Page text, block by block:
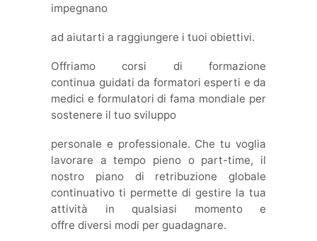
impegnano
ad aiutarti a raggiungere i tuoi obiettivi.
Offriamo corsi di formazione
continua guidati da formatori esperti e da
medici e formulatori di fama mondiale per
sostenere il tuo sviluppo
personale e professionale. Che tu voglia
lavorare a tempo pieno o part-time, il
nostro piano di retribuzione globale
continuativo ti permette di gestire la tua
attività in qualsiasi momento e
offre diversi modi per guadagnare.